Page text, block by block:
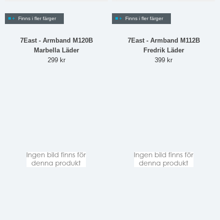
Finns i fler färger
7East - Armband M120B
Marbella Läder
299 kr
Finns i fler färger
7East - Armband M112B
Fredrik Läder
399 kr